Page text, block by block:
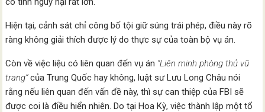
Hiện tại, cảnh sát chỉ công bố tội giữ súng trái phép, điều này rõ
ràng không giải thích được lý do thực sự của toàn bộ vụ án.
Còn về việc liệu có liên quan đến vụ án “Liên minh phòng thủ vũ
trang”của Trung Quốc hay không, luật sư Lưu Long Châu nói
rằng nếu liên quan đến vấn đề này, thì sự can thiệp của FBI sẽ
được coi là điều hiển nhiên. Do tại Hoa Kỳ, việc thành lập một tổ